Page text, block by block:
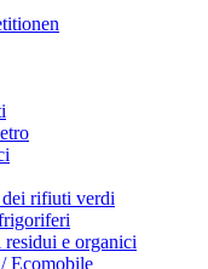
rifiuti verdi
e organici
Ecomobile